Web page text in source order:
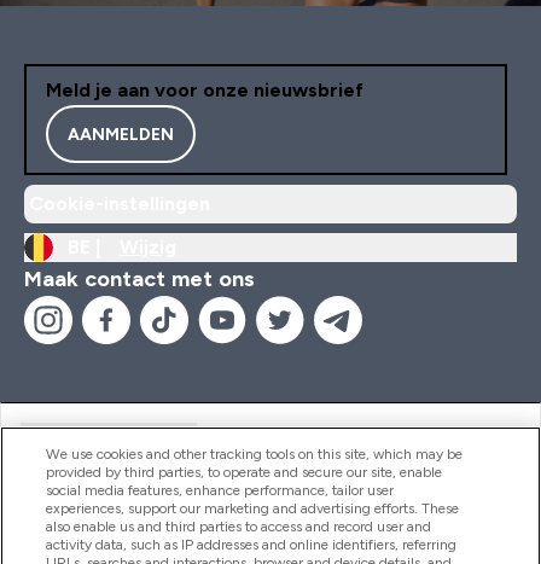
Meld je aan voor onze nieuwsbrief
AANMELDEN
Maak contact met ons
Producten
We use cookies and other tracking tools on this site, which may be
provided by third parties, to operate and secure our site, enable
social media features, enhance performance, tailor user
experiences, support our marketing and advertising efforts. These
also enable us and third parties to access and record user and
activity data, such as IP addresses and online identifiers, referring